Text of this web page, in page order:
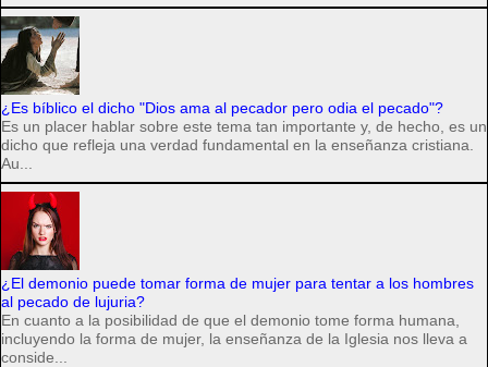
¿Es bíblico el dicho "Dios ama al pecador pero odia el pecado"?
Es un placer hablar sobre este tema tan importante y, de hecho, es un
dicho que refleja una verdad fundamental en la enseñanza cristiana.
Au...
¿El demonio puede tomar forma de mujer para tentar a los hombres
al pecado de lujuria?
En cuanto a la posibilidad de que el demonio tome forma humana,
incluyendo la forma de mujer, la enseñanza de la Iglesia nos lleva a
conside...